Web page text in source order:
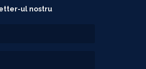
ul nostru